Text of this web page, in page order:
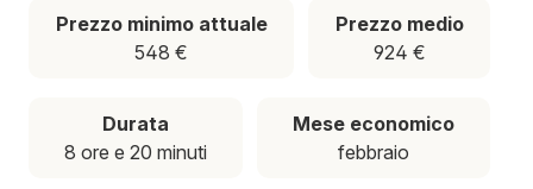
Prezzo minimo attuale
548 €
Prezzo medio
924 €
Durata
8 ore e 20 minuti
Mese economico
febbraio